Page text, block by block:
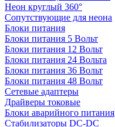
Неон круглый 360°
Сопутствующие для неона
Блоки питания
Блоки питания 5 Вольт
Блоки питания 12 Вольт
Блоки питания 24 Вольта
Блоки питания 36 Вольт
Блоки питания 48 Вольт
Сетевые адаптеры
Драйверы токовые
Блоки аварийного питания
Стабилизаторы DC-DC